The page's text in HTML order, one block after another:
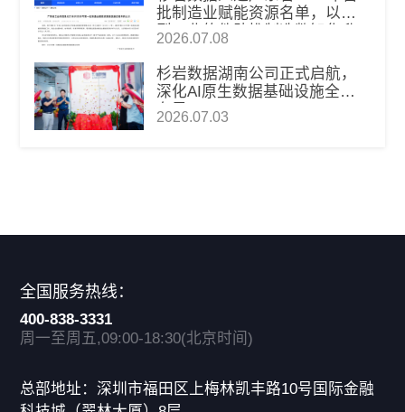
批制造业赋能资源名单，以新
型工业软件助推制造数智化升
2026.07.08
杉岩数据湖南公司正式启航，
深化AI原生数据基础设施全国
布局
2026.07.03
全国服务热线：
400-838-3331
周一至周五,09:00-18:30(北京时间)
总部地址：深圳市福田区上梅林凯丰路10号国际金融